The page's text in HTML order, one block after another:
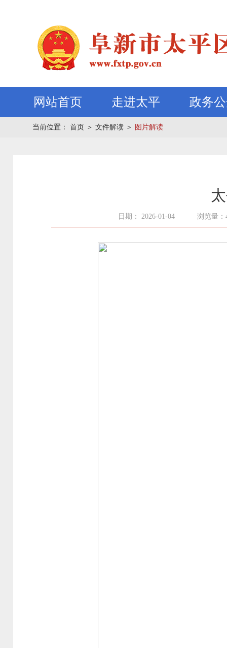
网站首页 走进太平 政务
当前位置： 首页 ＞ 文件解读 ＞ 图片解读
日期： 2026-01-04 浏览量：